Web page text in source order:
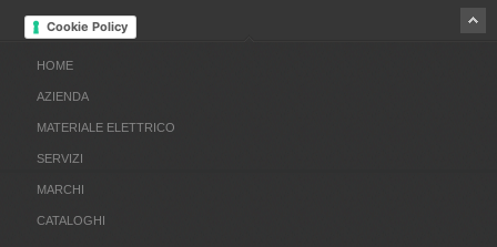
Cookie Policy
HOME
AZIENDA
MATERIALE ELETTRICO
SERVIZI
MARCHI
CATALOGHI